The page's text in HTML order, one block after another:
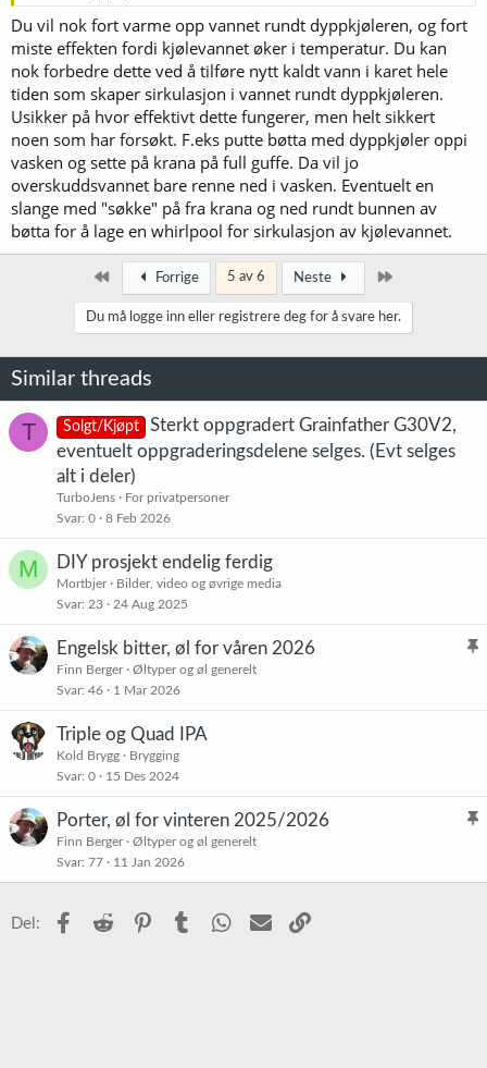
Du vil nok fort varme opp vannet rundt dyppkjøleren, og fort
miste effekten fordi kjølevannet øker i temperatur. Du kan
nok forbedre dette ved å tilføre nytt kaldt vann i karet hele
tiden som skaper sirkulasjon i vannet rundt dyppkjøleren.
Usikker på hvor effektivt dette fungerer, men helt sikkert
noen som har forsøkt. F.eks putte bøtta med dyppkjøler oppi
vasken og sette på krana på full guffe. Da vil jo
overskuddsvannet bare renne ned i vasken. Eventuelt en
slange med "søkke" på fra krana og ned rundt bunnen av
bøtta for å lage en whirlpool for sirkulasjon av kjølevannet.
Først Forrige 5 av 6 Neste
Du må logge inn eller registrere deg for å svare her.
Similar threads
T Solgt/Kjøpt
Sterkt oppgradert Grainfather G30V2,
eventuelt oppgraderingsdelene selges. (Evt selges
alt i deler)
TurboJens
For privatpersoner
Svar 0 8 Feb 2026
M DIY prosjekt endelig ferdig
Mortbjer
Bilder, video og øvrige media
Svar 23 24 Aug 2025
K
Engelsk bitter, øl for våren 2026
Finn Berger
Øltyper og øl generelt
Svar 46 1 Mar 2026
Triple og Quad IPA
Kold Brygg
Brygging
Svar 0 15 Des 2024
K
s
Porter, øl for vinteren 2025/2026
Finn Berger
Øltyper og øl generelt
Svar 77 11 Jan 2026
Del: Facebook
Reddit PinterestTumblr WhatsApp
E-post